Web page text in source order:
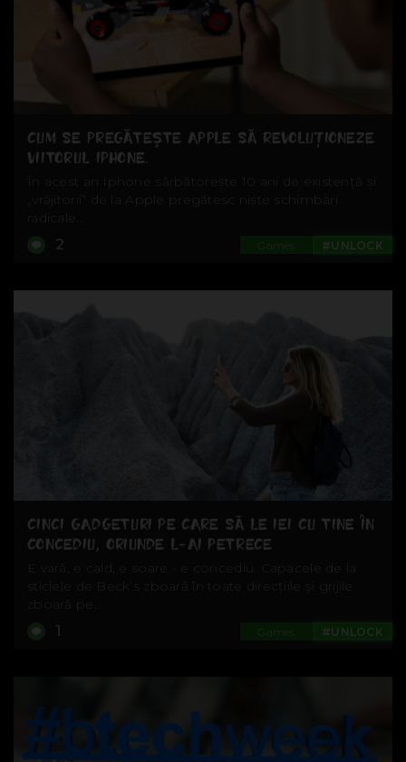
CUM SE PREGĂTEȘTE APPLE SĂ REVOLUȚIONEZE
VIITORUL IPHONE.
În acest an Iphone sărbătorește 10 ani de existență și
„vrăjitorii” de la Apple pregătesc niște schimbări
radicale...
#UNLOCK
Games
2
CINCI GADGETURI PE CARE SĂ LE IEI CU TINE ÎN
CONCEDIU, ORIUNDE L-AI PETRECE
E vară, e cald, e soare - e concediu. Capacele de la
sticlele de Beck’s zboară în toate direcțiile și grijile
zboară pe...
#UNLOCK
Games
1